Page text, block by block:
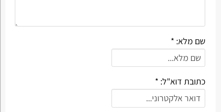
שם מלא: *
כתובת דוא"ל: *